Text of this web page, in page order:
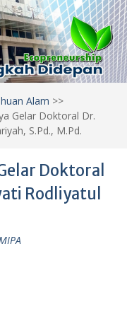
Alam >>
Gelar Doktoral Dr.
S.Pd., M.Pd.
Doktoral
Rodliyatul